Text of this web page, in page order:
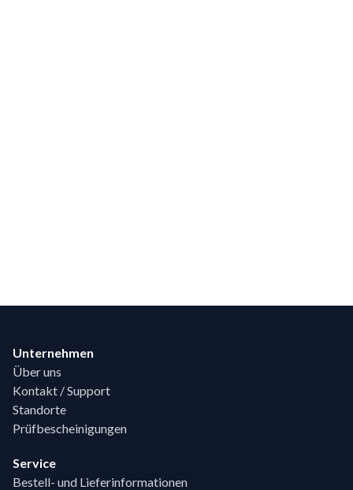
Unternehmen
Über uns
Kontakt / Support
Standorte
Prüfbescheinigungen
Service
Bestell- und Lieferinformationen